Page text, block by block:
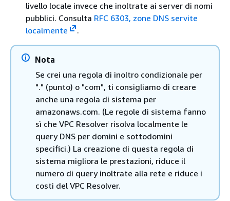
livello locale invece che inoltrate ai server di nomi
pubblici. Consulta RFC 6303, zone DNS servite
localmente
.
Nota
Se crei una regola di inoltro condizionale per
"." (punto) o "com", ti consigliamo di creare
anche una regola di sistema per
amazonaws.com. (Le regole di sistema fanno
sì che VPC Resolver risolva localmente le
query DNS per domini e sottodomini
specifici.) La creazione di questa regola di
sistema migliora le prestazioni, riduce il
numero di query inoltrate alla rete e riduce i
costi del VPC Resolver.